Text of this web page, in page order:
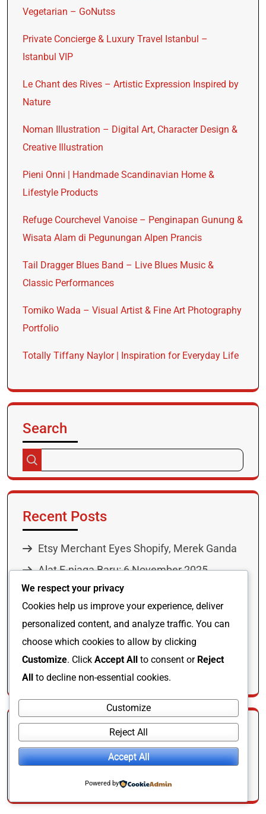
Vegetarian – GoNutss
Private Concierge & Luxury Travel Istanbul –
Istanbul VIP
Le Chant des Rives – Artistic Expression Inspired by
Nature
Noman Illustration – Digital Art, Character Design &
Creative Illustration
Pieni Onni | Handmade Scandinavian Home &
Lifestyle Products
Refuge Courchevel Vanoise – Penginapan Gunung &
Wisata Alam di Pegunungan Alpen Prancis
Tail Dragger Blues Band – Live Blues Music &
Classic Performances
Tomiko Wada – Visual Artist & Fine Art Photography
Portfolio
Totally Tiffany Naylor | Inspiration for Everyday Life
Search
Recent Posts
Etsy Merchant Eyes Shopify, Merek Ganda
Alat E-niaga Baru: 6 November 2025
Gabungkan Kampanye Iklan Google untuk
ROAS yang Lebih Baik
Buku Bisnis Terkemuka di tahun 2025
Recent Comments
A WordPress CommenteronHello world!
We respect your privacy
Cookies help us improve your experience, deliver
personalized content, and analyze traffic. You can
choose which cookies to allow by clicking
Customize. Click Accept All to consent or Reject
All to decline non-essential cookies.
Customize
Reject All
Accept All
Powered by